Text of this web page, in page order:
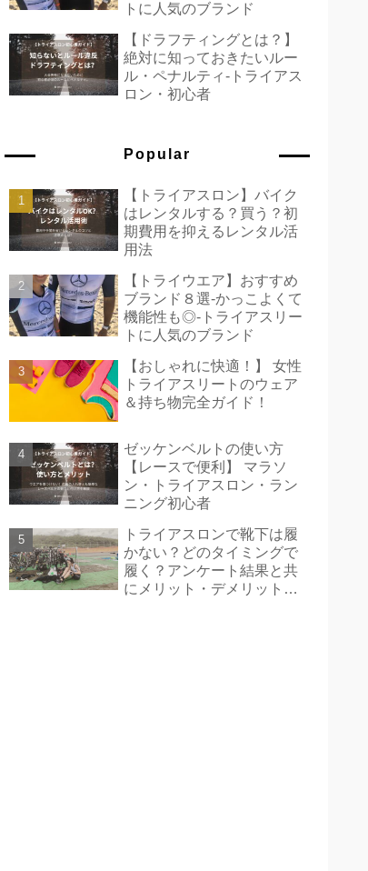
トに人気のブランド
【ドラフティングとは？】
絶対に知っておきたいルー
ル・ペナルティ-トライアス
ロン・初心者
Popular
【トライアスロン】バイク
はレンタルする？買う？初
期費用を抑えるレンタル活
用法
【トライウエア】おすすめ
ブランド８選-かっこよくて
機能性も◎-トライアスリー
トに人気のブランド
【おしゃれに快適！】 女性
トライアスリートのウェア
＆持ち物完全ガイド！
ゼッケンベルトの使い方
【レースで便利】 マラソ
ン・トライアスロン・ラン
ニング初心者
トライアスロンで靴下は履
かない？どのタイミングで
履く？アンケート結果と共
にメリット・デメリットを